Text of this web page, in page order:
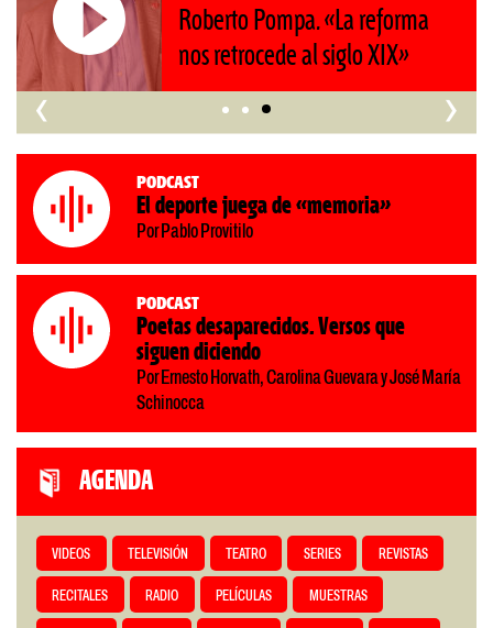
Roberto Pompa. «La reforma
nos retrocede al siglo XIX»
‹ ›
Podcast
El deporte juega de «memoria»
Por Pablo Provitilo
Podcast
Poetas desaparecidos. Versos que
siguen diciendo
Por Ernesto Horvath, Carolina Guevara y José María
Schinocca
AGENDA
VIDEOS TELEVISIÓN TEATRO SERIES REVISTAS
RECITALES RADIO PELÍCULAS MUESTRAS